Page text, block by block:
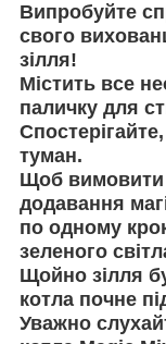
Випробуйте
свого
зілля!
Містить все
паличку для
туман.
Щоб вимовити
додавання
по одному
зеленого
Щойно зілля
котла почне
Уважно